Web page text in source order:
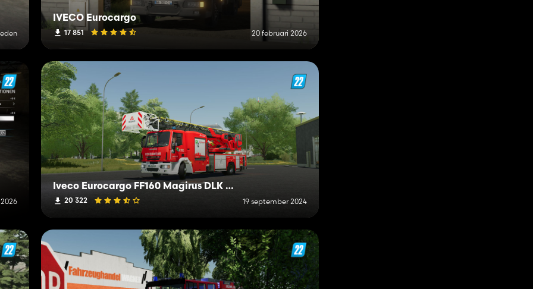
IVECO Eurocargo
17 851 20 februari 2026
Iveco Eurocargo FF160 Magirus DLK M32L-A
20 322 19 september 2024